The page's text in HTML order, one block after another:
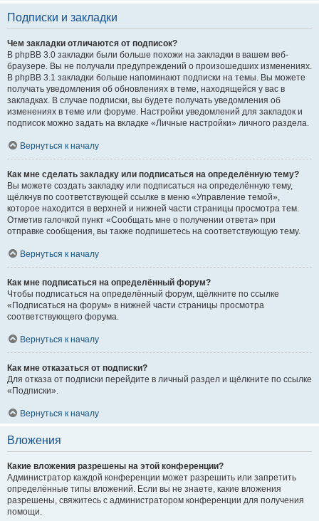
Подписки и закладки
Чем закладки отличаются от подписок?
В phpBB 3.0 закладки были больше похожи на закладки в вашем веб-
браузере. Вы не получали предупреждений о произошедших изменениях.
В phpBB 3.1 закладки больше напоминают подписки на темы. Вы можете
получать уведомления об обновлениях в теме, находящейся у вас в
закладках. В случае подписки, вы будете получать уведомления об
изменениях в теме или форуме. Настройки уведомлений для закладок и
подписок можно задать на вкладке «Личные настройки» личного раздела.
Вернуться к началу
Как мне сделать закладку или подписаться на определённую тему?
Вы можете создать закладку или подписаться на определённую тему,
щёлкнув по соответствующей ссылке в меню «Управление темой»,
которое находится в верхней и нижней части страницы просмотра тем.
Отметив галочкой пункт «Сообщать мне о получении ответа» при
отправке сообщения, вы также подпишетесь на соответствующую тему.
Вернуться к началу
Как мне подписаться на определённый форум?
Чтобы подписаться на определённый форум, щёлкните по ссылке
«Подписаться на форум» в нижней части страницы просмотра
соответствующего форума.
Вернуться к началу
Как мне отказаться от подписки?
Для отказа от подписки перейдите в личный раздел и щёлкните по ссылке
«Подписки».
Вернуться к началу
Вложения
Какие вложения разрешены на этой конференции?
Администратор каждой конференции может разрешить или запретить
определённые типы вложений. Если вы не знаете, какие вложения
разрешены, свяжитесь с администратором конференции для получения
помощи.